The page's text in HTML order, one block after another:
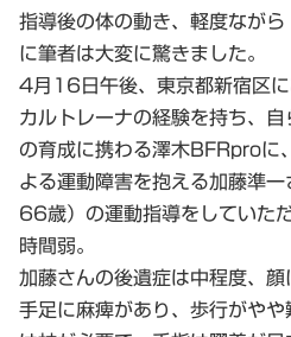
指導後の体の動き、軽度なが
に筆者は大変に驚きました。
4月16日午後、東京都新宿区
カルトレーナの経験を持ち、
の育成に携わる澤木BFRproに
よる運動障害を抱える加藤準
66歳）の運動指導をしていた
時間弱。
加藤さんの後遺症は中程度、顔
手足に麻痺があり、歩行がや